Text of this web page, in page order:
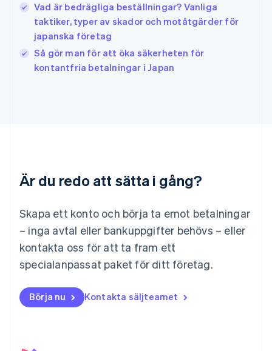
Vad är bedrägliga beställningar? Vanliga
taktiker, typer av skador och motåtgärder för
japanska företag
Så gör man för att öka säkerheten för
kontantfria betalningar i Japan
Är du redo att sätta i gång?
Skapa ett konto och börja ta emot betalningar
– inga avtal eller bankuppgifter behövs – eller
kontakta oss för att ta fram ett
specialanpassat paket för ditt företag.
Börja nu Kontakta säljteamet
English Français
Kroatien
EnglishItaliano
Lettland
English
Liechtenstein
Malta
English
Español English
Nederländerna
Nederlands English
Norge
English
Nya Zeeland
Polen
English